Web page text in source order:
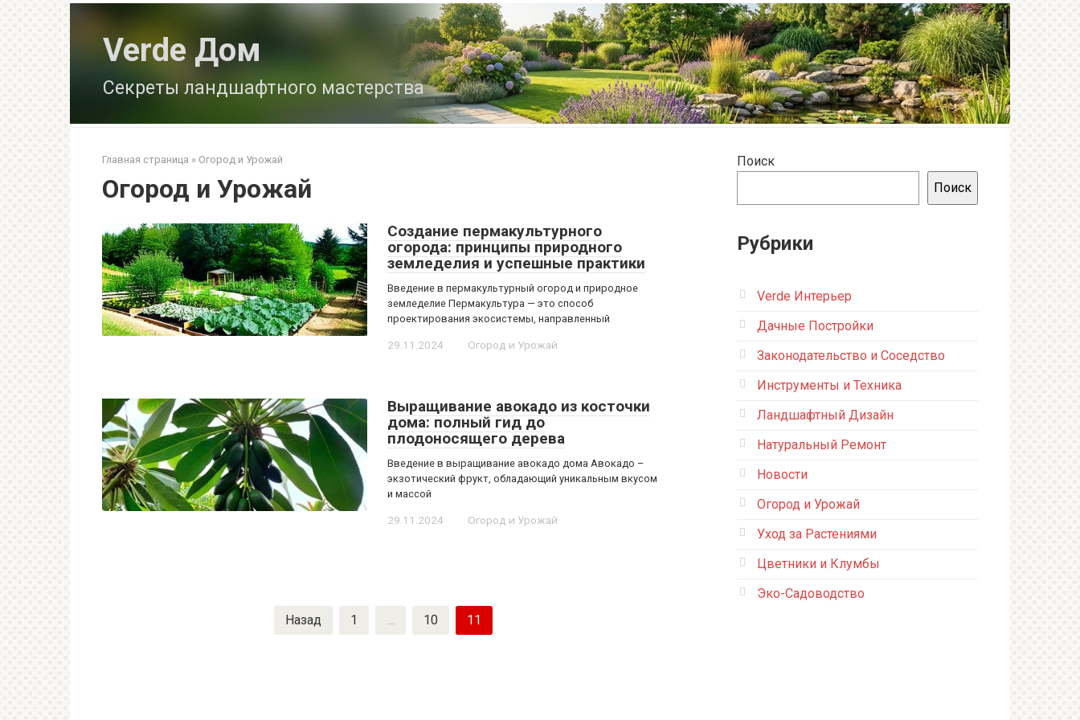
Verde Дом
Секреты ландшафтного мастерства
Главная страница » Огород и Урожай
Огород и Урожай
Создание пермакультурного
огорода: принципы природного
земледелия и успешные практики
Введение в пермакультурный огород и природное
земледелие Пермакультура — это способ
проектирования экосистемы, направленный
29.11.2024 Огород и Урожай
Выращивание авокадо из косточки
дома: полный гид до
плодоносящего дерева
Введение в выращивание авокадо дома Авокадо –
экзотический фрукт, обладающий уникальным вкусом
и массой
29.11.2024 Огород и Урожай
Назад 1 … 10 11
Поиск
Поиск
Рубрики
Verde Интерьер
Дачные Постройки
Законодательство и Соседство
Инструменты и Техника
Ландшафтный Дизайн
Натуральный Ремонт
Новости
Огород и Урожай
Уход за Растениями
Цветники и Клумбы
Эко-Садоводство